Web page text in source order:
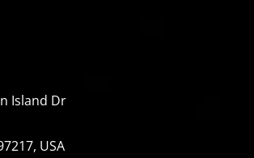
Island Dr
USA